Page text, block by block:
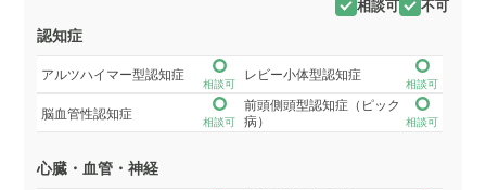
相談可 不可
認知症
アルツハイマー型認知症
相談可
レビー小体型認知症
相談可
脳血管性認知症
相談可
前頭側頭型認知症（ピック
病）
相談可
心臓・血管・神経